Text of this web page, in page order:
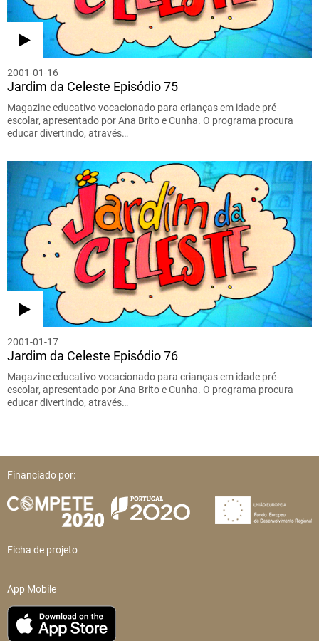
2001-01-16
Jardim da Celeste Episódio 75
Magazine educativo vocacionado para crianças em idade pré-
escolar, apresentado por Ana Brito e Cunha. O programa procura
educar divertindo, através…
2001-01-17
Jardim da Celeste Episódio 76
Magazine educativo vocacionado para crianças em idade pré-
escolar, apresentado por Ana Brito e Cunha. O programa procura
educar divertindo, através…
Financiado por:
Ficha de projeto
App Mobile